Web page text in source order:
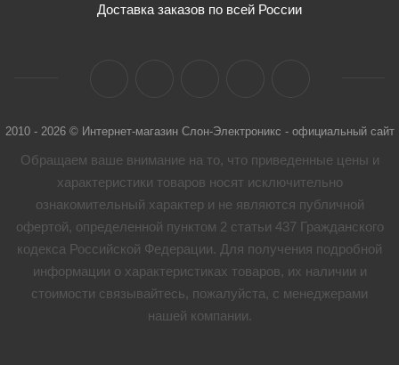
Доставка заказов по всей России
2010 - 2026 © Интернет-магазин Слон-Электроникс - официальный сайт
Обращаем ваше внимание на то, что приведенные цены и
характеристики товaров носят исключительно
ознакомительный характер и не являются публичной
офертой, определенной пунктом 2 статьи 437 Гражданского
кодекса Российской Федерации. Для получения подробной
информации о характеристиках товaров, их наличии и
стоимости связывайтесь, пожалуйста, с менеджерами
нашей компании.